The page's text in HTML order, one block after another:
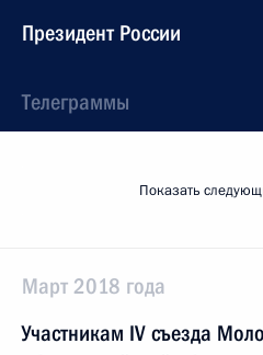
Президент России
Телеграммы
Показать
Март 2018 года
Участникам IV съезда